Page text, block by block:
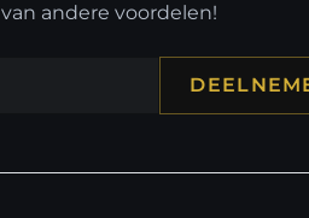
andere voordelen!